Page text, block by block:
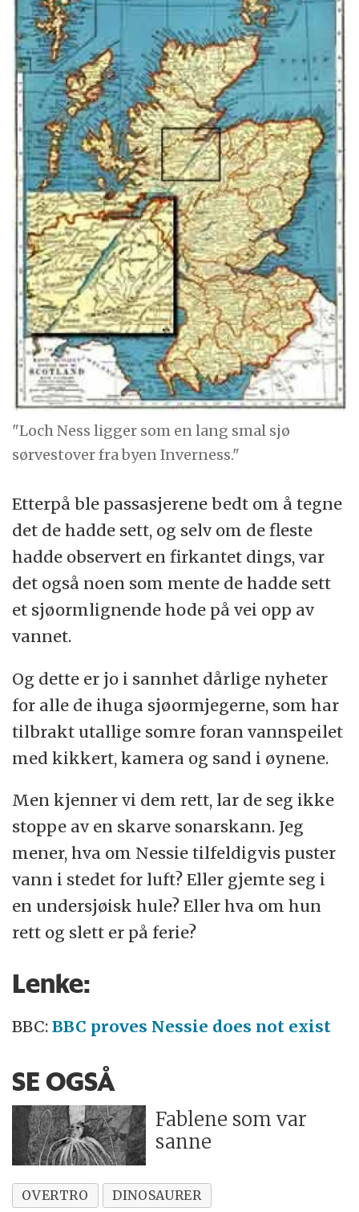
"Loch Ness ligger som en lang smal sjø
sørvestover fra byen Inverness."
Etterpå ble passasjerene bedt om å tegne
det de hadde sett, og selv om de fleste
hadde observert en firkantet dings, var
det også noen som mente de hadde sett
et sjøormlignende hode på vei opp av
vannet.
Og dette er jo i sannhet dårlige nyheter
for alle de ihuga sjøormjegerne, som har
tilbrakt utallige somre foran vannspeilet
med kikkert, kamera og sand i øynene.
Men kjenner vi dem rett, lar de seg ikke
stoppe av en skarve sonarskann. Jeg
mener, hva om Nessie tilfeldigvis puster
vann i stedet for luft? Eller gjemte seg i
en undersjøisk hule? Eller hva om hun
rett og slett er på ferie?
Lenke:
BBC:BBC proves Nessie does not exist
SE OGSÅ
Fablene som var
sanne
OVERTRO
DINOSAURER